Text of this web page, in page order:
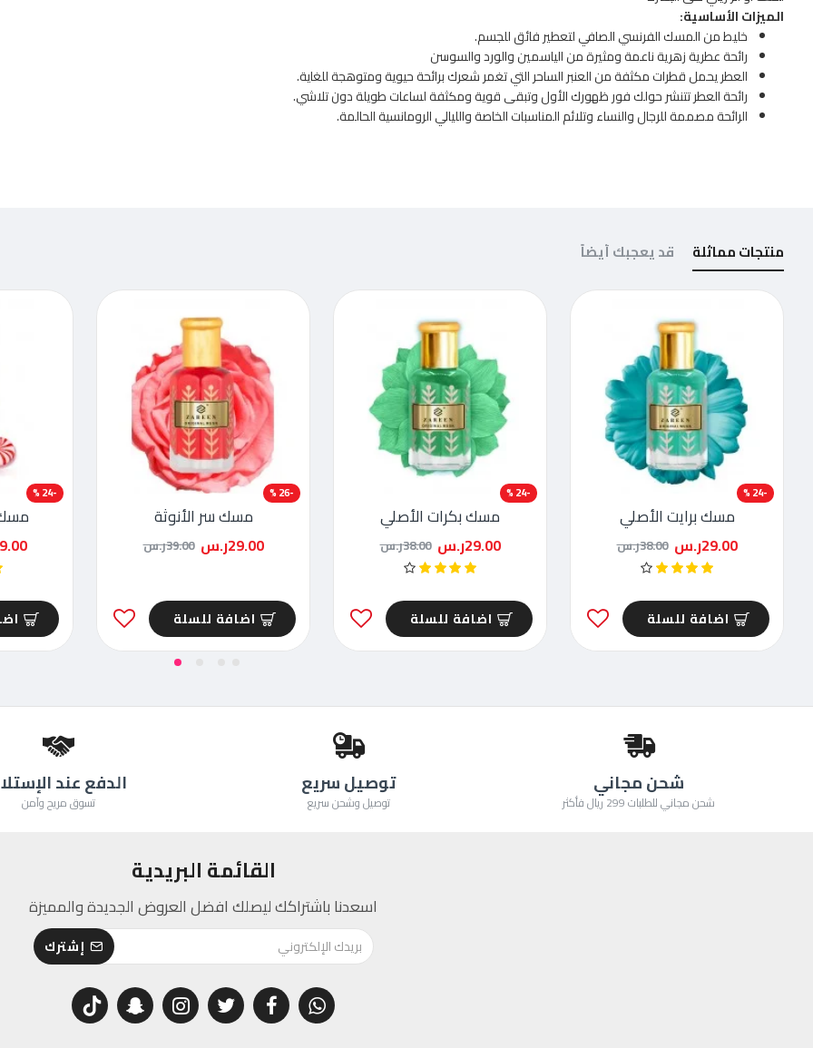
الميزات الأساسية:
خليط من المسك الفرنسي الصافي لتعطير فائق للجسم.
رائحة عطرية زهرية ناعمة ومثيرة من الياسمين والورد والسوسن
العطر يحمل قطرات مكثفة من العنبر الساحر التي تغمر شعرك برائحة حيوية ومتوهجة للغاية.
رائحة العطر تتنشر حولك فور ظهورك الأول وتبقى قوية ومكثفة لساعات طويلة دون تلاشي.
الرائحة مصممة للرجال والنساء وتلائم المناسبات الخاصة والليالي الرومانسية الحالمة.
منتجات مماثلة قد يعجبك أيضاً
-24 %
مسك برايت الأصلي
29.00ر.س 38.00ر.س
اضافة للسلة
-24 %
مسك بكرات الأصلي
29.00ر.س 38.00ر.س
اضافة للسلة
-26 %
مسك سر الأنوثة
29.00ر.س 39.00ر.س
اضافة للسلة
-24 %
شحن مجاني
شحن مجاني للطلبات 299 ريال فأكثر
توصيل سريع
توصيل وشحن سريع
الدفع عند
تسوق مريح وآمن
القائمة البريدية
اسعدنا باشتراكك ليصلك افضل العروض الجديدة والمميزة
إشترك